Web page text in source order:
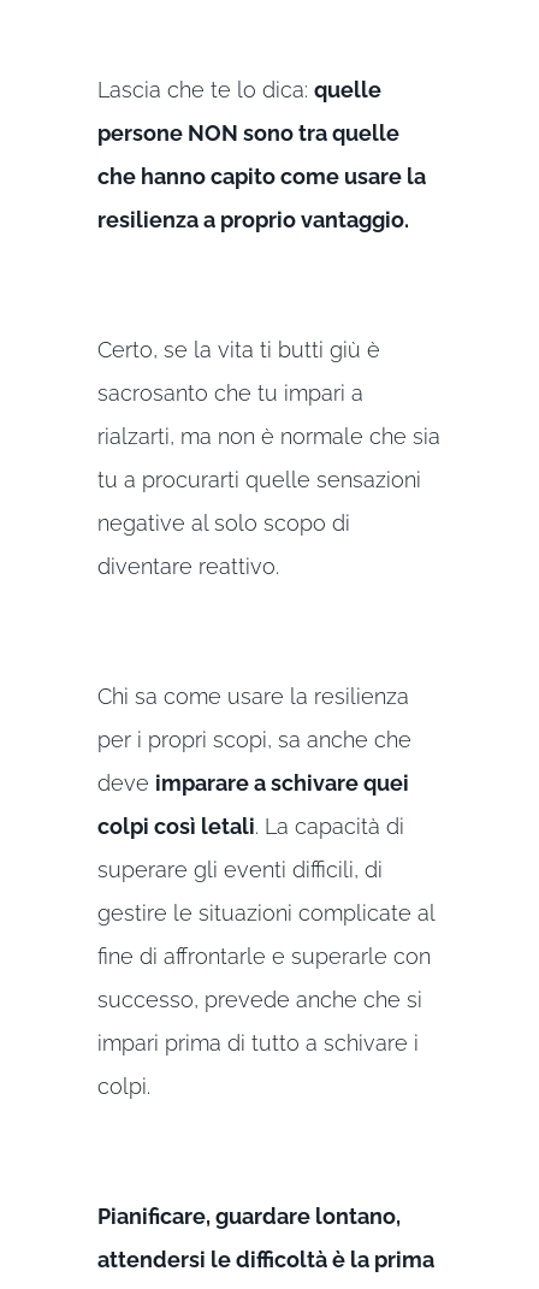
Lascia che te lo dica: quelle
persone NON sono tra quelle
che hanno capito come usare la
resilienza a proprio vantaggio.
Certo, se la vita ti butti giù è
sacrosanto che tu impari a
rialzarti, ma non è normale che sia
tu a procurarti quelle sensazioni
negative al solo scopo di
diventare reattivo.
Chi sa come usare la resilienza
per i propri scopi, sa anche che
deve imparare a schivare quei
colpi così letali. La capacità di
superare gli eventi difficili, di
gestire le situazioni complicate al
fine di affrontarle e superarle con
successo, prevede anche che si
impari prima di tutto a schivare i
colpi.
Pianificare, guardare lontano,
attendersi le difficoltà è la prima